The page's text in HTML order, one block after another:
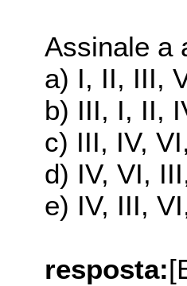
Assinale a
a) I, II, III,
b) III, I, II,
c) III, IV,
d) IV, VI,
e) IV, III,
resposta: